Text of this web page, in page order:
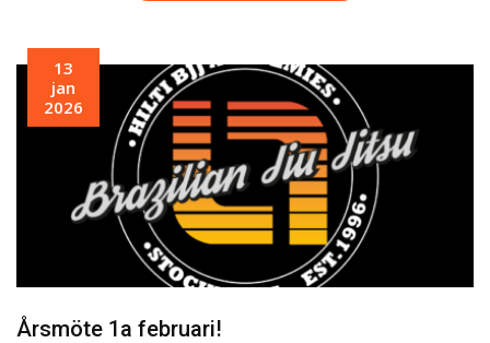
13
jan
2026
Årsmöte 1a februari!